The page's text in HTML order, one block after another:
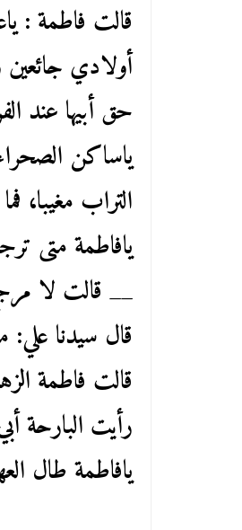
قالت فاطمة :
أولادي
حق أبيها عند
ياساكن
التراب مغيبا،
يافاطمة متى
__ قالت لا
قال سيدنا
قالت فاطمة
رأيت البارحة
يافاطمة طال